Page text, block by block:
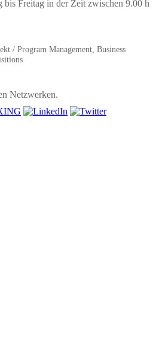
bis Freitag in der Zeit zwischen 9.00 h
/ Program Management, Business
Netzwerken.